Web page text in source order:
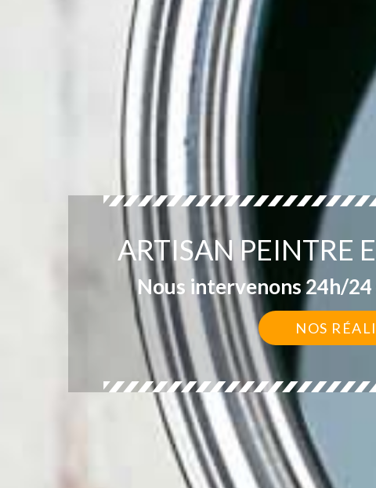
ARTISAN PEINTRE
Nous intervenons 24h/
NOS